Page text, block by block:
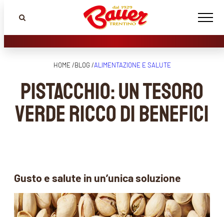
HOME /BLOG /ALIMENTAZIONE E SALUTE
Pistacchio: un tesoro
verde ricco di benefici
Gusto e salute in un’unica soluzione